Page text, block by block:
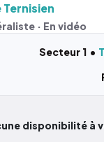
Ternisien
· En vidéo
Secteur 1
disponibilité à